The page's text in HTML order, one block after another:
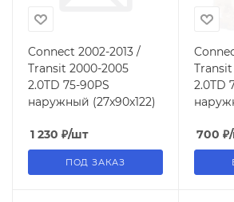
Connect 2002-2013 /
Transit 2000-2005
2.0TD 75-90PS
наружный (27x90x122)
1 230 ₽/шт
ПОД ЗАКАЗ
2.0TD
700 ₽